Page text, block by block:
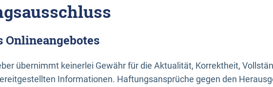
Onlineangebotes
übernimmt keinerlei Gewähr für die Aktualität, Korrektheit,
Informationen. Haftungsansprüche gegen den